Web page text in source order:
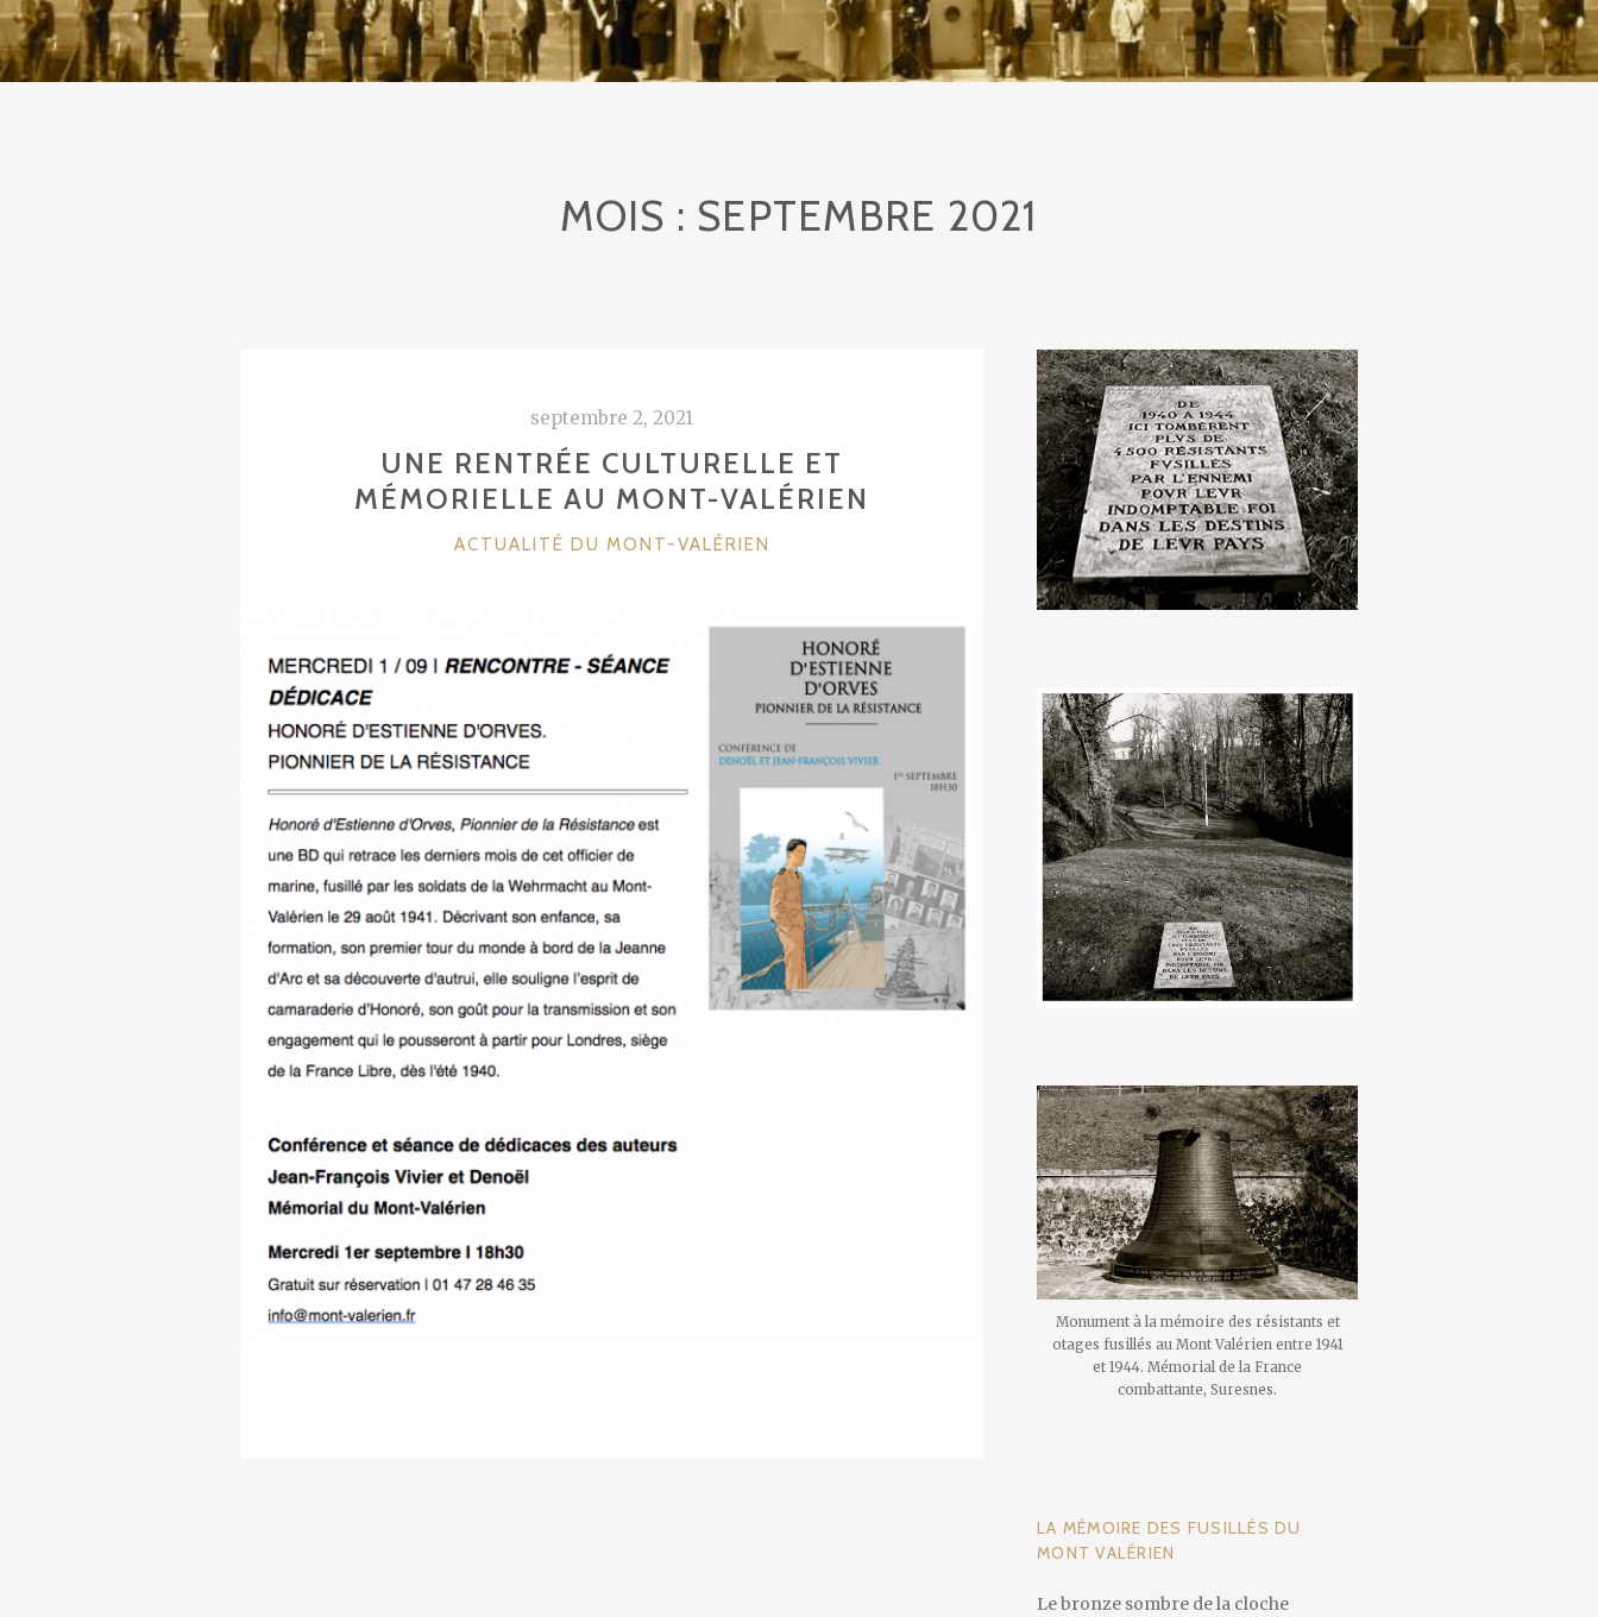
MOIS : SEPTEMBRE 2021
septembre 2, 2021
UNE RENTRÉE CULTURELLE ET
MÉMORIELLE AU MONT-VALÉRIEN
CATÉGORIES
ACTUALITÉ DU MONT-VALÉRIEN
Monument à la mémoire des résistants et
otages fusillés au Mont Valérien entre 1941
et 1944. Mémorial de la France
combattante, Suresnes.
LA MÉMOIRE DES FUSILLÉS DU
MONT VALÉRIEN
Le bronze sombre de la cloche